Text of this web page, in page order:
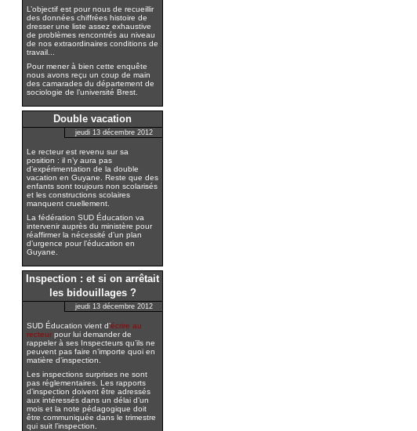
L’objectif est pour nous de recueillir
des données chiffrées histoire de
dresser une liste assez exhaustive
de problèmes rencontrés au niveau
de nos extraordinaires conditions de
travail...
Pour mener à bien cette enquête
nous avons reçu un coup de main
des camarades du département de
sociologie de l’université Brest.
Double vacation
jeudi 13 décembre 2012
Le recteur est revenu sur sa
position : il n’y aura pas
d’expérimentation de la double
vacation en Guyane. Reste que des
enfants sont toujours non scolarisés
et les constructions scolaires
manquent cruellement.
La fédération SUD Éducation va
intervenir auprès du ministère pour
réaffirmer la nécessité d’un plan
d’urgence pour l’éducation en
Guyane.
Inspection : et si on arrêtait
les bidouillages ?
jeudi 13 décembre 2012
SUD Éducation vient d’écrire au
recteur pour lui demander de
rappeler à ses Inspecteurs qu’ils ne
peuvent pas faire n’importe quoi en
matière d’inspection.
Les inspections surprises ne sont
pas réglementaires. Les rapports
d’inspection doivent être adressés
aux intéressés dans un délai d’un
mois et la note pédagogique doit
être communiquée dans le trimestre
qui suit l’inspection.